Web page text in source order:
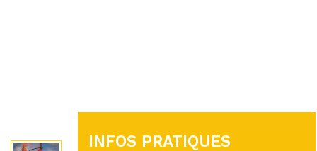
INFOS PRATIQUES